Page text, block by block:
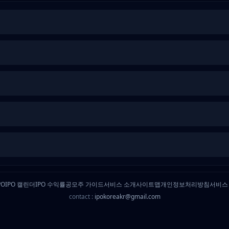
IPO 캘린더IPO 수익률공모주 가이드서비스 소개사이트맵개인정보처리방침서비
contact : ipokoreakr@gmail.com